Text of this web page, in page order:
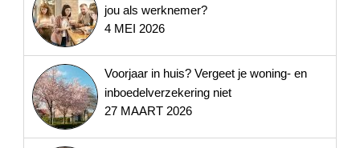
jou als werknemer?
4 MEI 2026
Voorjaar in huis? Vergeet je woning- en
inboedelverzekering niet
27 MAART 2026